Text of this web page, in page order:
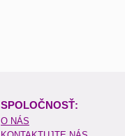
SPOLOČNOSŤ:
O NÁS